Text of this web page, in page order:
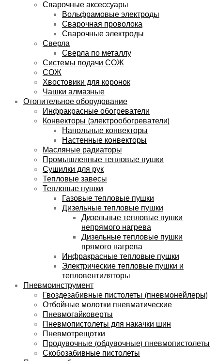
Сварочные аксессуары
Вольфрамовые электроды
Сварочная проволока
Сварочные электроды
Сверла
Сверла по металлу
Системы подачи СОЖ
СОЖ
Хвостовики для коронок
Чашки алмазные
Отопительное оборудование
Инфракрасные обогреватели
Конвекторы (электрообогреватели)
Напольные конвекторы
Настенные конвекторы
Масляные радиаторы
Промышленные тепловые пушки
Сушилки для рук
Тепловые завесы
Тепловые пушки
Газовые тепловые пушки
Дизельные тепловые пушки
Дизельные тепловые пушки
непрямого нагрева
Дизельные тепловые пушки
прямого нагрева
Инфракрасные тепловые пушки
Электрические тепловые пушки и
тепловентиляторы
Пневмоинструмент
Гвоздезабивные пистолеты (пневмонейлеры)
Отбойные молотки пневматические
Пневмогайковерты
Пневмопистолеты для накачки шин
Пневмотрещотки
Продувочные (обдувочные) пневмопистолеты
Скобозабивные пистолеты